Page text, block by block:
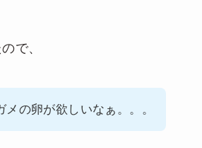
で、
メの卵が欲しいなぁ。。。